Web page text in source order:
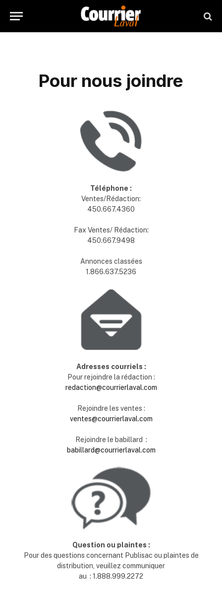
Pour nous joindre
Téléphone :
Ventes/Rédaction:
450.667.4360
Fax Ventes/ Rédaction:
450.667.9498
Annonces classées
1.866.637.5236
Adresses courriels :
Pour rejoindre la rédaction :
redaction@courrierlaval.com
Rejoindre les ventes :
ventes@courrierlaval.com
Rejoindre le babillard :
babillard@courrierlaval.com
Question ou plaintes :
Pour des questions concernant Publisac ou plaintes de
distribution, veuillez communiquer
au : 1.888.999.2272